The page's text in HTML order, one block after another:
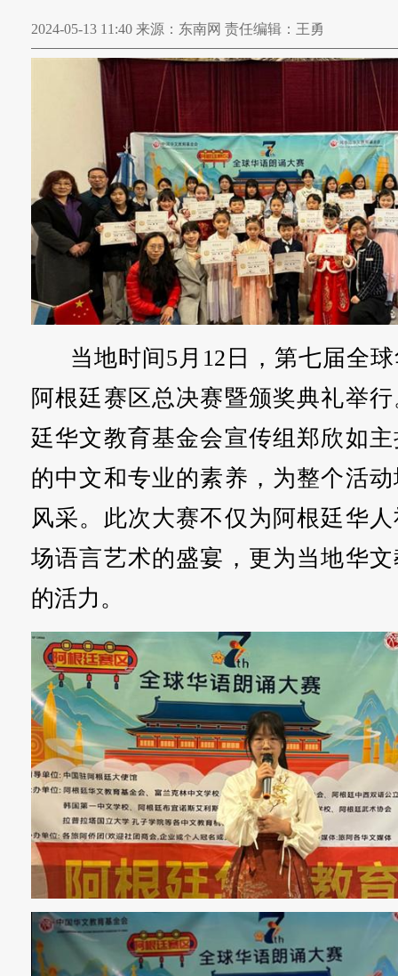
2024-05-13 11:40 来源：东南网 责任编辑：王勇
当地时间5月12日，第七届全
阿根廷赛区总决赛暨颁奖典礼举
廷华文教育基金会宣传组郑欣如
的中文和专业的素养，为整个活
风采。此次大赛不仅为阿根廷华
场语言艺术的盛宴，更为当地华
的活力。